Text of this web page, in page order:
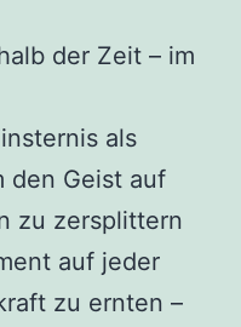
der Zeit – im
als
den Geist auf
zu zersplittern
auf jeder
zu ernten –